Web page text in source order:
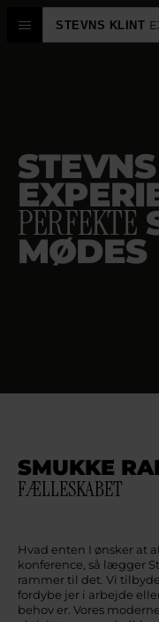
STEVNS KLINT
PLANLÆG
KALENDER
SPROG
PERFEKTE
MØDES
SMUKKE
FÆLLESKABET
Hvad enten I ønsker at
konference, så lægger
rammer til det. Vi
fordybe jer i arbejde
behov er. Vores